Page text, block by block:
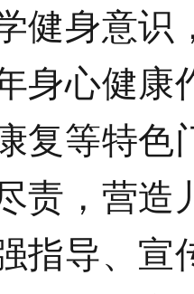
健身意识
身心健康
复等特色
责，营造
指导、宣